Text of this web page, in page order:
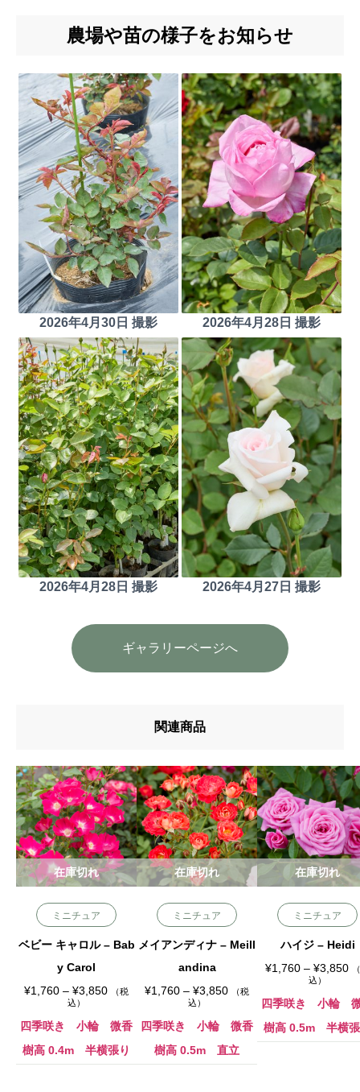
農場や苗の様子をお知らせ
2026年4月30日 撮影 2026年4月28日 撮影
2026年4月28日 撮影 2026年4月27日 撮影
ギャラリーページへ
関連商品
ミニチュア
ベビー キャロル – Bab
y Carol
¥1,760 – ¥3,850価
¥
1
,
7
（税
込）
四季咲き 小輪 微香
樹高 0.4m 半横張り
在庫切れ
ミニチュア
メイアンディナ – Meill
andina
¥1,760 – ¥3,850価
¥
1
,
7
（税
込）
四季咲き 小輪 微香
樹高 0.5m 直立
在庫切れ
ミニチュア
ハイジ – Heidi
¥1,760 – ¥3,850価
¥
1
,
7
込）
四季咲き 小輪
樹高 0.5m 半横
在庫切れ